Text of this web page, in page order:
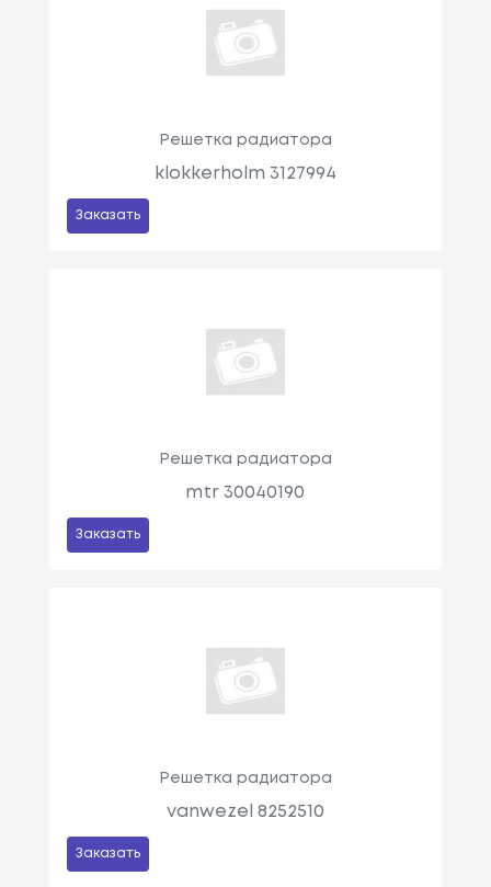
Решетка радиатора
klokkerholm 3127994
Заказать
Решетка радиатора
mtr 30040190
Заказать
Решетка радиатора
vanwezel 8252510
Заказать